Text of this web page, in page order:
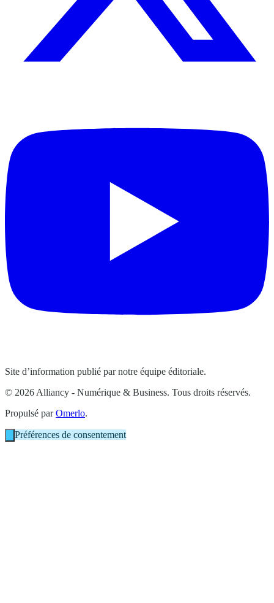
Site d’information publié par notre équipe éditoriale.
© 2026 Alliancy - Numérique & Business. Tous droits réservés.
Propulsé parOmerlo.
Préférences de consentement